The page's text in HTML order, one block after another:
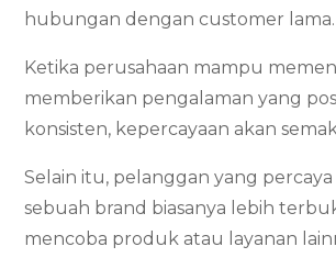
hubungan dengan customer lama.
Ketika perusahaan mampu
memberikan pengalaman yang
konsisten, kepercayaan akan
Selain itu, pelanggan yang
sebuah brand biasanya lebih
mencoba produk atau layanan